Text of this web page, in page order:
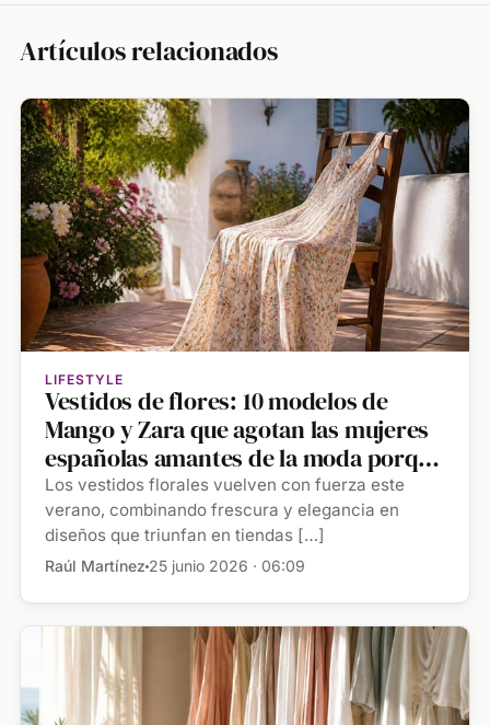
Artículos relacionados
LIFESTYLE
Vestidos de flores: 10 modelos de
Mango y Zara que agotan las mujeres
españolas amantes de la moda porque
son muy veraniegos y elegantes
Los vestidos florales vuelven con fuerza este
verano, combinando frescura y elegancia en
diseños que triunfan en tiendas […]
Raúl Martínez 25 junio 2026 · 06:09